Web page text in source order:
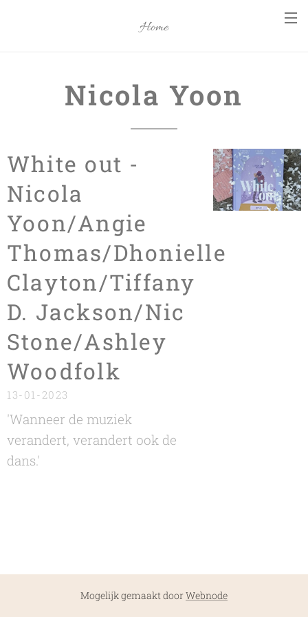
Home
Nicola Yoon
White out -
Nicola
Yoon/Angie
Thomas/Dhonielle
Clayton/Tiffany
D. Jackson/Nic
Stone/Ashley
Woodfolk
13-01-2023
'Wanneer de muziek
verandert, verandert ook de
dans.'
Mogelijk gemaakt doorWebnode